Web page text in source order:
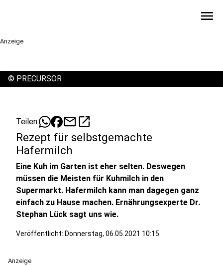
menu
Anzeige
© PRECURSOR
Teilen: mailopen_in_new
Rezept für selbstgemachte
Hafermilch
Eine Kuh im Garten ist eher selten. Deswegen
müssen die Meisten für Kuhmilch in den
Supermarkt. Hafermilch kann man dagegen ganz
einfach zu Hause machen. Ernährungsexperte Dr.
Stephan Lück sagt uns wie.
Veröffentlicht: Donnerstag, 06.05.2021 10:15
Anzeige